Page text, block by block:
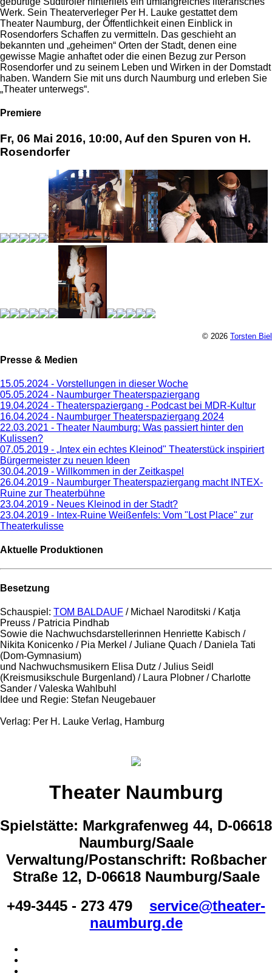
Werk. Sein Theaterverleger Per H. Lauke gestattet dem
Theater Naumburg, der Öffentlichkeit einen Einblick in
Rosendorfers Schaffen zu vermitteln. Das geschieht an
bekannten und „geheimen“ Orten der Stadt, denen eine
gewisse Magie anhaftet oder die einen Bezug zur Person
Rosendorfer und zu seinem Leben und Wirken in der Domstadt
haben. Wandern Sie mit uns durch Naumburg und erleben Sie
„Theater unterwegs“.
Premiere
Fr, 06 Mai 2016, 10:00, Auf den Spuren von H.
Rosendorfer
© 2026 Torsten Biel
Presse & Medien
15.05.2024 - Vorstellungen in dieser Woche
05.05.2024 - Naumburger Theaterspaziergang
19.04.2024 - Theaterspaziergang - Podcast bei MDR-Kultur
16.04.2024 - Naumburger Theaterspaziergang 2024
22.03.2021 - Theater Naumburg: Was passiert hinter den
Kulissen?
07.05.2019 - „Intex ein echtes Kleinod" Theaterstück inspiriert
Bürgermeister zu neuen Ideen
30.04.2019 - Willkommen in der Zeitkaspel
26.04.2019 - Naumburger Theaterspaziergang macht INTEX-
Ruine zur Theaterbühne
23.04.2019 - Neues Kleinod in der Stadt?
23.04.2019 - Intex-Ruine Weißenfels: Vom "Lost Place" zur
Theaterkulisse
Aktuelle Produktionen
Besetzung
Schauspiel: TOM BALDAUF / Michael Naroditski / Katja
Preuss / Patricia Pindhab
Sowie die Nachwuchsdarstellerinnen Henriette Kabisch /
Nikita Konicenko / Pia Merkel / Juliane Quach / Daniela Tati
(Dom-Gymnasium)
und Nachwuchsmusikern Elisa Dutz / Julius Seidl
(Kreismusikschule Burgenland) / Laura Plobner / Charlotte
Sander / Valeska Wahlbuhl
Idee und Regie: Stefan Neugebauer
Verlag: Per H. Lauke Verlag, Hamburg
Theater Naumburg
Spielstätte: Markgrafenweg 44, D-06618
Naumburg/Saale
Verwaltung/Postanschrift: Roßbacher
Straße 12, D-06618 Naumburg/Saale
+49-3445 - 273 479
service@theater-
naumburg.de